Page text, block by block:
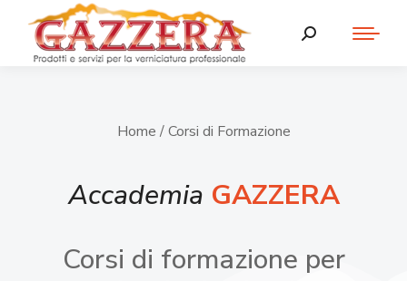
Home / Corsi di Formazione
Accademia GAZZERA
Corsi di formazione per